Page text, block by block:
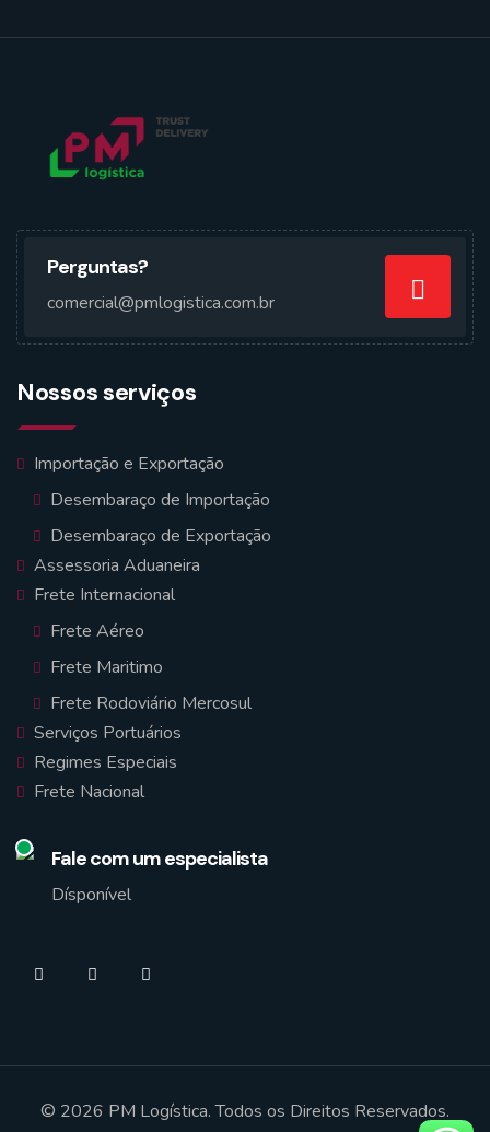
Perguntas?
comercial@pmlogistica.com.br
Nossos serviços
Importação e Exportação
Desembaraço de Importação
Desembaraço de Exportação
Assessoria Aduaneira
Frete Internacional
Frete Aéreo
Frete Maritimo
Frete Rodoviário Mercosul
Serviços Portuários
Regimes Especiais
Frete Nacional
Fale com um especialista
Dísponível
© 2026 PM Logística. Todos os Direitos Reservados.